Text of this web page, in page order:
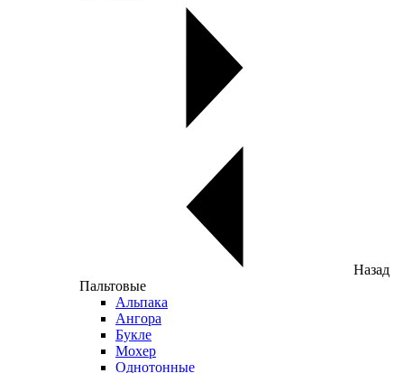
Назад
Пальтовые
Альпака
Ангора
Букле
Мохер
Однотонные